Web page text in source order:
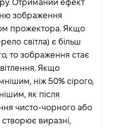
Отриманий ефект
зображення
прожектора. Якщо
світла) є більш
то зображення стає
Якщо
ніж 50% сірого,
як після
чисто-чорного або
створює виразні,